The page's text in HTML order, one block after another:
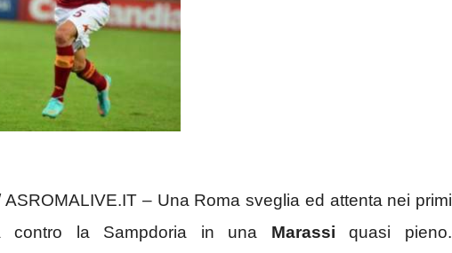
ASROMALIVE.IT – Una Roma sveglia ed attenta nei primi
contro la Sampdoria in una Marassi quasi pieno.